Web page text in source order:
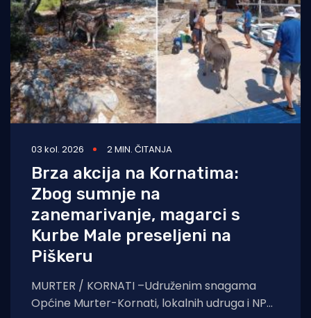
03 kol. 2026 2 MIN. ČITANJA
Brza akcija na Kornatima:
Zbog sumnje na
zanemarivanje, magarci s
Kurbe Male preseljeni na
Piškeru
MURTER / KORNATI –Udruženim snagama
Općine Murter-Kornati, lokalnih udruga i NP